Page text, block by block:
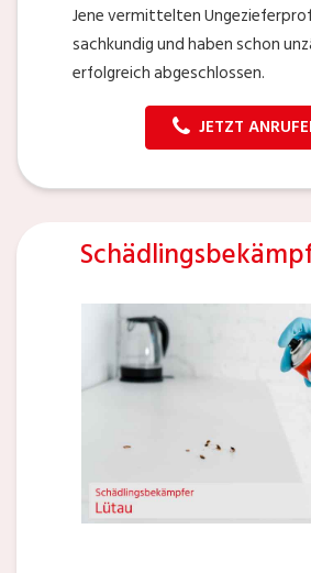
Jene vermittelten
sachkundig und haben schon
erfolgreich abgeschlossen.
JETZT